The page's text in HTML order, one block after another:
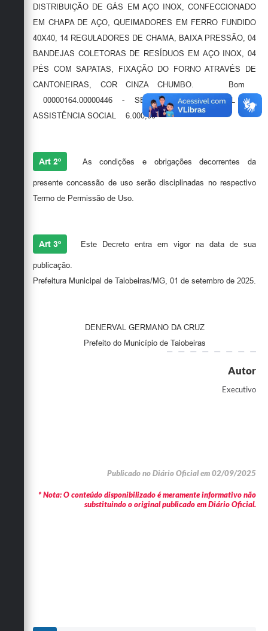
DISTRIBUIÇÃO DE GÁS EM AÇO INOX, CONFECCIONADO
EM CHAPA DE AÇO, QUEIMADORES EM FERRO FUNDIDO
40X40, 14 REGULADORES DE CHAMA, BAIXA PRESSÃO, 04
BANDEJAS COLETORAS DE RESÍDUOS EM AÇO INOX, 04
PÉS COM SAPATAS, FIXAÇÃO DO FORNO ATRAVÉS DE
CANTONEIRAS, COR CINZA CHUMBO. Bom
00000164.00000446 - SECRETARIA MUNICIPAL DE
ASSISTÊNCIA SOCIAL 6.000,00
Art 2º As condições e obrigações decorrentes da
presente concessão de uso serão disciplinadas no respectivo
Termo de Permissão de Uso.
Art 3º Este Decreto entra em vigor na data de sua
publicação.
Prefeitura Municipal de Taiobeiras/MG, 01 de setembro de 2025.
DENERVAL GERMANO DA CRUZ
Prefeito do Município de Taiobeiras
Autor
Executivo
Publicado no Diário Oficial em 02/09/2025
* Nota: O conteúdo disponibilizado é meramente informativo não
substituindo o original publicado em Diário Oficial.